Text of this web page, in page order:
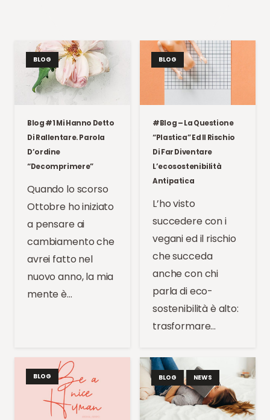
BLOG
Blog #1 Mi Hanno Detto
Di Rallentare. Parola
D’ordine
“decomprimere”
Quando lo scorso
Ottobre ho iniziato
a pensare ai
cambiamento che
avrei fatto nel
nuovo anno, la mia
mente è…
BLOG
#Blog – La Questione
“plastica” Ed Il Rischio
Di Far Diventare
L’ecosostenibilità
Antipatica
L’ho visto
succedere con i
vegani ed il rischio
che succeda
anche con chi
parla di eco-
sostenibilità è alto:
trasformare…
BLOG BLOG NEWS